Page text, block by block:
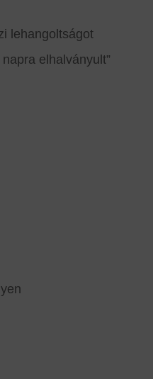
lehangoltságot
elhalványult”